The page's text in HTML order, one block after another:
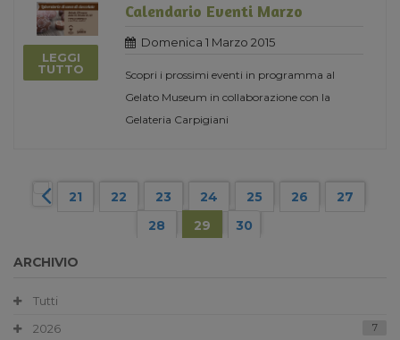
LEGGI
TUTTO
Calendario Eventi Marzo
Domenica 1 Marzo 2015
Scopri i prossimi eventi in programma al
Gelato Museum in collaborazione con la
Gelateria Carpigiani
21 22 23 24 25 26
27
28
29 30
ARCHIVIO
Tutti
2026
7